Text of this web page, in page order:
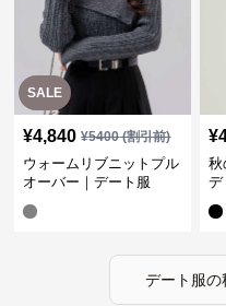
SALE
¥4,840 ¥5400(割引前)
ウォームリブニットプル
オーバー｜デート服
¥
秋
デ
デート服の